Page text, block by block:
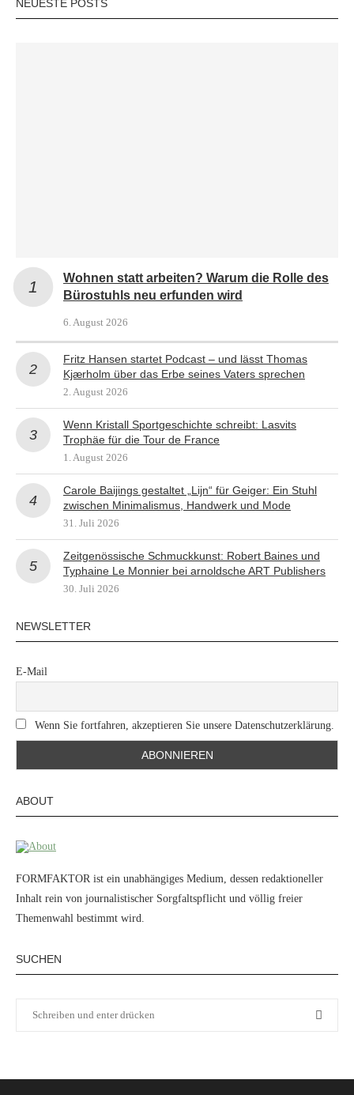
NEUESTE POSTS
Wohnen statt arbeiten? Warum die Rolle des
Bürostuhls neu erfunden wird
6. August 2026
Fritz Hansen startet Podcast – und lässt Thomas
Kjærholm über das Erbe seines Vaters sprechen
2. August 2026
Wenn Kristall Sportgeschichte schreibt: Lasvits
Trophäe für die Tour de France
1. August 2026
Carole Baijings gestaltet „Lijn“ für Geiger: Ein Stuhl
zwischen Minimalismus, Handwerk und Mode
31. Juli 2026
Zeitgenössische Schmuckkunst: Robert Baines und
Typhaine Le Monnier bei arnoldsche ART Publishers
30. Juli 2026
NEWSLETTER
E-Mail
Wenn Sie fortfahren, akzeptieren Sie unsere Datenschutzerklärung.
ABOUT
FORMFAKTOR ist ein unabhängiges Medium, dessen redaktioneller
Inhalt rein von journalistischer Sorgfaltspflicht und völlig freier
Themenwahl bestimmt wird.
SUCHEN